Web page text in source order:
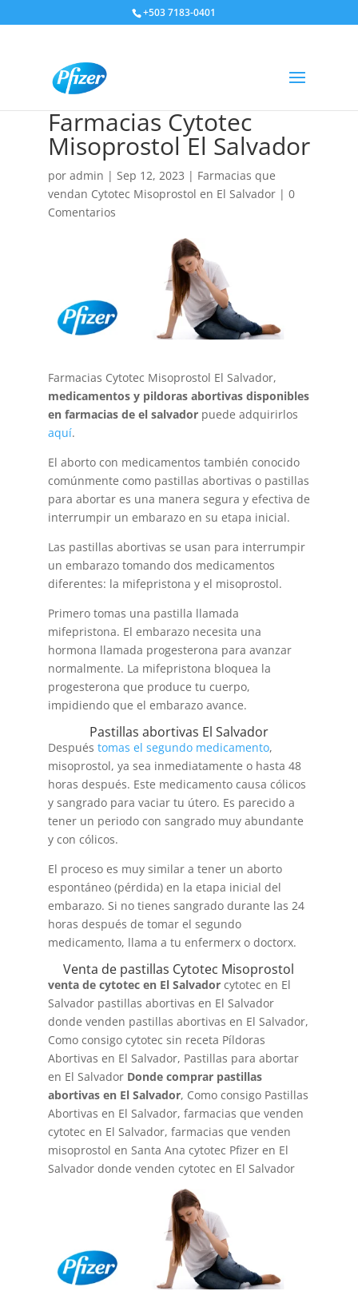
+503 7183-0401
Farmacias Cytotec
Misoprostol El Salvador
por admin | Sep 12, 2023 | Farmacias que
vendan Cytotec Misoprostol en El Salvador| 0
Comentarios
Farmacias Cytotec Misoprostol El Salvador,
medicamentos y pildoras abortivas disponibles
en farmacias de el salvadorpuede adquirirlos
aquí.
El aborto con medicamentos también conocido
comúnmente como pastillas abortivas o pastillas
para abortar es una manera segura y efectiva de
interrumpir un embarazo en su etapa inicial.
Las pastillas abortivas se usan para interrumpir
un embarazo tomando dos medicamentos
diferentes: la mifepristona y el misoprostol.
Primero tomas una pastilla llamada
mifepristona. El embarazo necesita una
hormona llamada progesterona para avanzar
normalmente. La mifepristona bloquea la
progesterona que produce tu cuerpo,
impidiendo que el embarazo avance.
Pastillas abortivas El Salvador
Después tomas el segundo medicamento,
misoprostol, ya sea inmediatamente o hasta 48
horas después. Este medicamento causa cólicos
y sangrado para vaciar tu útero. Es parecido a
tener un periodo con sangrado muy abundante
y con cólicos.
El proceso es muy similar a tener un aborto
espontáneo (pérdida) en la etapa inicial del
embarazo. Si no tienes sangrado durante las 24
horas después de tomar el segundo
medicamento, llama a tu enfermerx o doctorx.
Venta de pastillas Cytotec Misoprostol
venta de cytotec en El Salvadorcytotec en El
Salvador pastillas abortivas en El Salvador
donde venden pastillas abortivas en El Salvador,
Como consigo cytotec sin receta Píldoras
Abortivas en El Salvador, Pastillas para abortar
en El Salvador Donde comprar pastillas
abortivas en El Salvador, Como consigo Pastillas
Abortivas en El Salvador, farmacias que venden
cytotec en El Salvador, farmacias que venden
misoprostol en Santa Ana cytotec Pfizer en El
Salvador donde venden cytotec en El Salvador